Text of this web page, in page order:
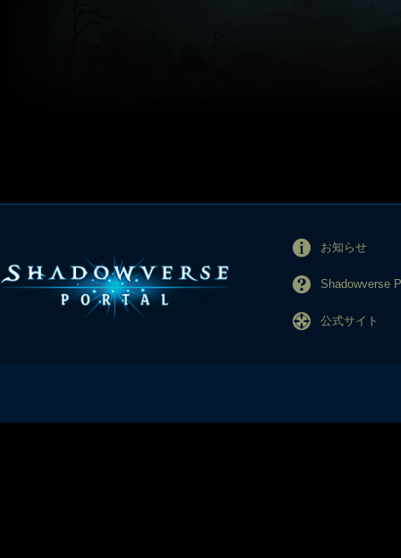
お知らせ
Shadowverse
公式サイト